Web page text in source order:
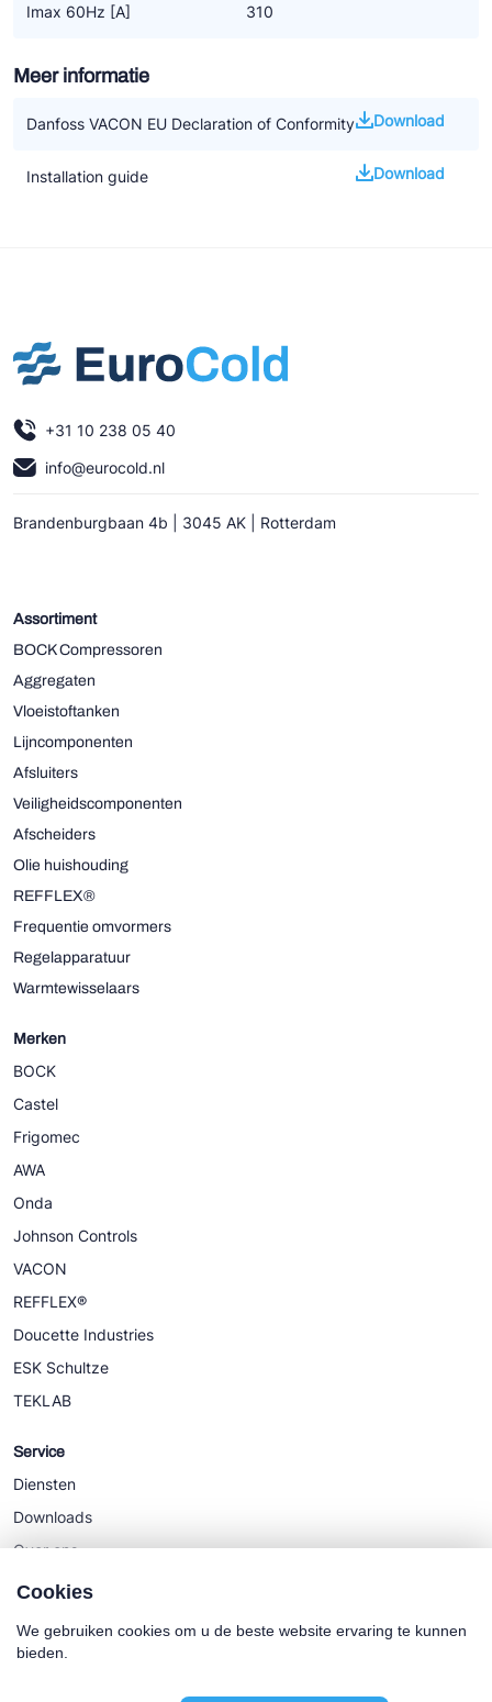
Imax 60Hz [A] 310
Meer informatie
Danfoss VACON EU Declaration of Conformity Download
Installation guide Download
+31 10 238 05 40
info@eurocold.nl
Brandenburgbaan 4b | 3045 AK | Rotterdam
Assortiment
BOCK Compressoren
Aggregaten
Vloeistoftanken
Lijncomponenten
Afsluiters
Veiligheidscomponenten
Afscheiders
Olie huishouding
REFFLEX®
Frequentie omvormers
Regelapparatuur
Warmtewisselaars
Merken
BOCK
Castel
Frigomec
AWA
Onda
Johnson Controls
VACON
REFFLEX®
Doucette Industries
ESK Schultze
TEKLAB
Service
Diensten
Downloads
Over ons
Nieuws
Cookies
We gebruiken cookies om u de beste website ervaring te kunnen
bieden.